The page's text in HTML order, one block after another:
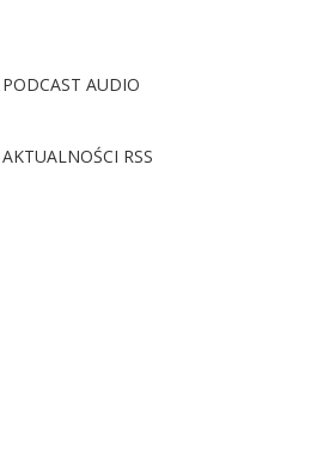
PODCAST AUDIO
AKTUALNOŚCI RSS